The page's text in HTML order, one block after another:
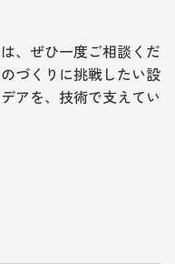
、ぜひ一度ご相談くだ
づくりに挑戦したい設
アを、技術で支えてい